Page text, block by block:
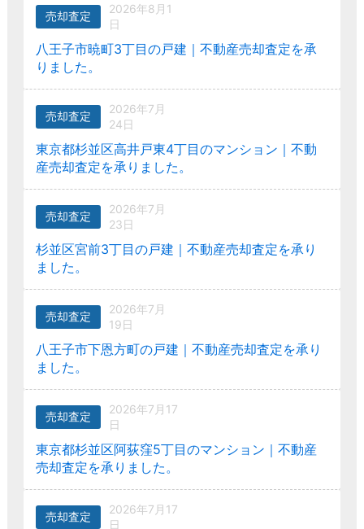
売却査定
2026年8月1
日
八王子市暁町3丁目の戸建｜不動産売却査定を承
りました。
売却査定
2026年7月
24日
東京都杉並区高井戸東4丁目のマンション｜不動
産売却査定を承りました。
売却査定
2026年7月
23日
杉並区宮前3丁目の戸建｜不動産売却査定を承り
ました。
売却査定
2026年7月
19日
八王子市下恩方町の戸建｜不動産売却査定を承り
ました。
売却査定
2026年7月17
日
東京都杉並区阿荻窪5丁目のマンション｜不動産
売却査定を承りました。
売却査定
2026年7月17
日